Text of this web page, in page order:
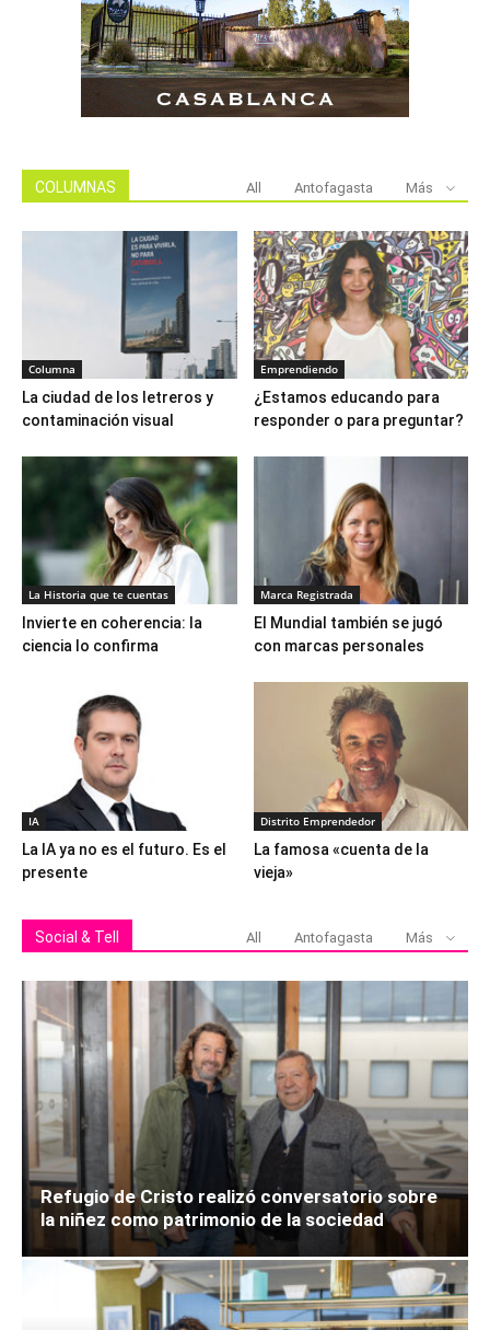
COLUMNAS All Antofagasta Más
Columna
La ciudad de los letreros y
contaminación visual
Emprendiendo
¿Estamos educando para
responder o para preguntar?
La Historia que te cuentas
Invierte en coherencia: la
ciencia lo confirma
Marca Registrada
El Mundial también se jugó
con marcas personales
IA
La IA ya no es el futuro. Es el
presente
Distrito Emprendedor
La famosa «cuenta de la
vieja»
Social & Tell All Antofagasta Más
Refugio de Cristo realizó conversatorio sobre
la niñez como patrimonio de la sociedad